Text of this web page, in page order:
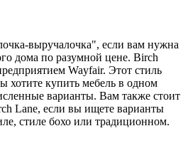
выручалочка", если вам нужна
дома по разумной цене. Birch
Wayfair. Этот стиль
хотите купить мебель в одном
варианты. Вам также стоит
Lane, если вы ищете варианты
стиле бохо или традиционном.